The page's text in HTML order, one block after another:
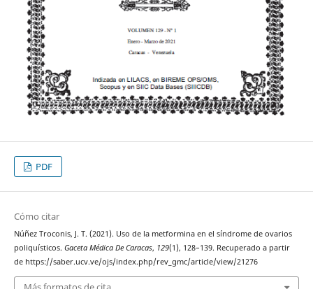
PDF
Cómo citar
Núñez Troconis, J. T. (2021). Uso de la metformina en el síndrome de ovarios
poliquísticos. Gaceta Médica De Caracas, 129(1), 128–139. Recuperado a partir
de https://saber.ucv.ve/ojs/index.php/rev_gmc/article/view/21276